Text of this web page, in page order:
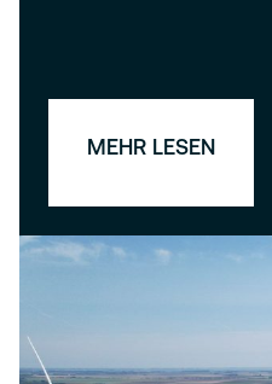
MEHR LESEN